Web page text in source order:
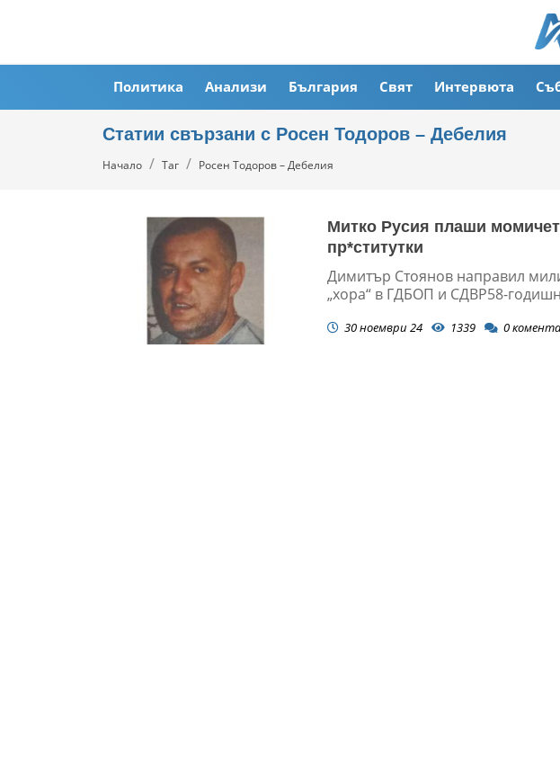
Политика Анализи България Свят Интервюта
Статии свързани с Росен Тодоров – Дебелия
Начало Таг Росен Тодоров – Дебелия
Митко Русия плаши
пр*ститутки
Димитър Стоянов направил
„хора“ в ГДБОП и СДВР58-
30 ноември 24 1339 0